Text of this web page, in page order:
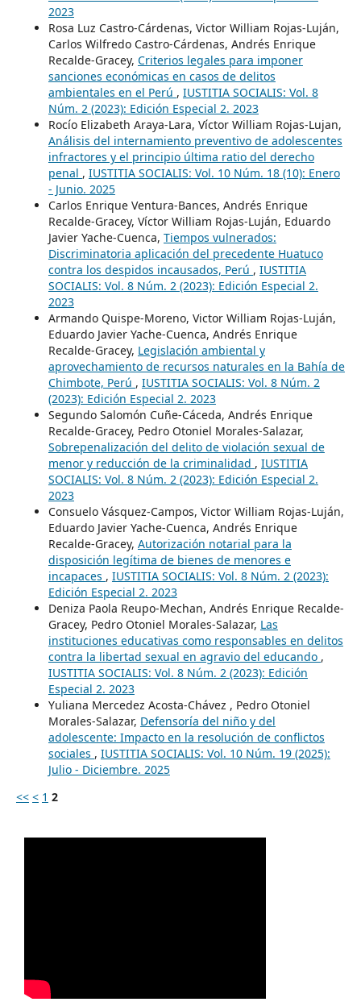
2023
Rosa Luz Castro-Cárdenas, Victor William Rojas-Luján,
Carlos Wilfredo Castro-Cárdenas, Andrés Enrique
Recalde-Gracey, Criterios legales para imponer
sanciones económicas en casos de delitos
ambientales en el Perú , IUSTITIA SOCIALIS: Vol. 8
Núm. 2 (2023): Edición Especial 2. 2023
Rocío Elizabeth Araya-Lara, Víctor William Rojas-Lujan,
Análisis del internamiento preventivo de adolescentes
infractores y el principio última ratio del derecho
penal , IUSTITIA SOCIALIS: Vol. 10 Núm. 18 (10): Enero
- Junio. 2025
Carlos Enrique Ventura-Bances, Andrés Enrique
Recalde-Gracey, Víctor William Rojas-Luján, Eduardo
Javier Yache-Cuenca, Tiempos vulnerados:
Discriminatoria aplicación del precedente Huatuco
contra los despidos incausados, Perú , IUSTITIA
SOCIALIS: Vol. 8 Núm. 2 (2023): Edición Especial 2.
2023
Armando Quispe-Moreno, Victor William Rojas-Luján,
Eduardo Javier Yache-Cuenca, Andrés Enrique
Recalde-Gracey, Legislación ambiental y
aprovechamiento de recursos naturales en la Bahía de
Chimbote, Perú , IUSTITIA SOCIALIS: Vol. 8 Núm. 2
(2023): Edición Especial 2. 2023
Segundo Salomón Cuñe-Cáceda, Andrés Enrique
Recalde-Gracey, Pedro Otoniel Morales-Salazar,
Sobrepenalización del delito de violación sexual de
menor y reducción de la criminalidad , IUSTITIA
SOCIALIS: Vol. 8 Núm. 2 (2023): Edición Especial 2.
2023
Consuelo Vásquez-Campos, Victor William Rojas-Luján,
Eduardo Javier Yache-Cuenca, Andrés Enrique
Recalde-Gracey, Autorización notarial para la
disposición legítima de bienes de menores e
incapaces , IUSTITIA SOCIALIS: Vol. 8 Núm. 2 (2023):
Edición Especial 2. 2023
Deniza Paola Reupo-Mechan, Andrés Enrique Recalde-
Gracey, Pedro Otoniel Morales-Salazar, Las
instituciones educativas como responsables en delitos
contra la libertad sexual en agravio del educando ,
IUSTITIA SOCIALIS: Vol. 8 Núm. 2 (2023): Edición
Especial 2. 2023
Yuliana Mercedez Acosta-Chávez , Pedro Otoniel
Morales-Salazar, Defensoría del niño y del
adolescente: Impacto en la resolución de conflictos
sociales , IUSTITIA SOCIALIS: Vol. 10 Núm. 19 (2025):
Julio - Diciembre. 2025
<< < 1 2